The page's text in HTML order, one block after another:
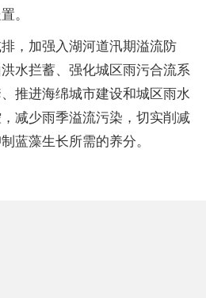
。
，加强入湖河道汛期溢流防
水拦蓄、强化城区雨污合流系
推进海绵城市建设和城区雨水
减少雨季溢流污染，切实削减
蓝藻生长所需的养分。